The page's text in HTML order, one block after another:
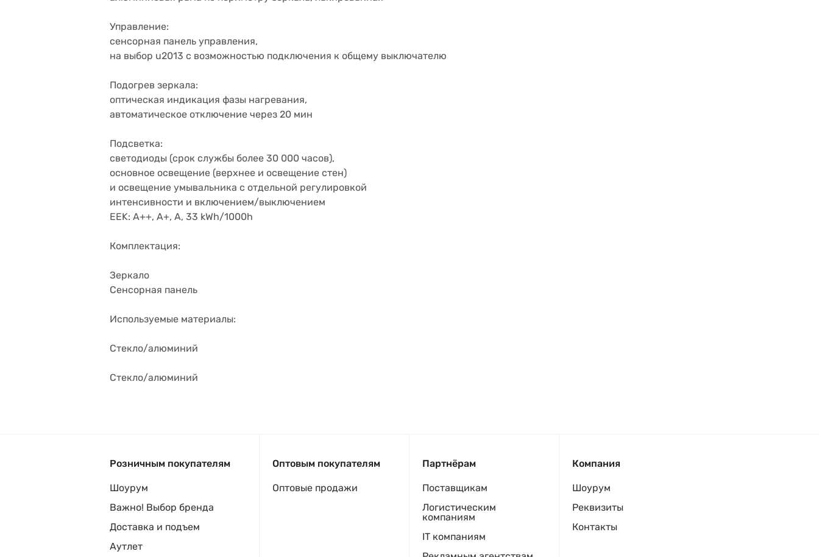
Управление:
сенсорная панель управления,
на выбор u2013 с возможностью подключения к общему выключателю
Подогрев зеркала:
оптическая индикация фазы нагревания,
автоматическое отключение через 20 мин
Подсветка:
светодиоды (срок службы более 30 000 часов),
основное освещение (верхнее и освещение стен)
и освещение умывальника с отдельной регулировкой
интенсивности и включением/выключением
EEK: A++, A+, A, 33 kWh/1000h
Комплектация:
Зеркало
Сенсорная панель
Используемые материалы:
Стекло/алюминий
Стекло/алюминий
Розничным покупателям
Шоурум
Важно! Выбор бренда
Доставка и подъем
Аутлет
Оптовым покупателям
Оптовые продажи
Партнёрам
Поставщикам
Логистическим
компаниям
IT компаниям
Компания
Шоурум
Реквизиты
Контакты